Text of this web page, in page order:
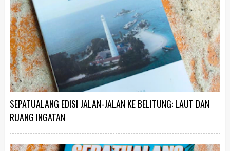
SEPATUALANG EDISI JALAN-JALAN KE BELITUNG: LAUT DAN
RUANG INGATAN